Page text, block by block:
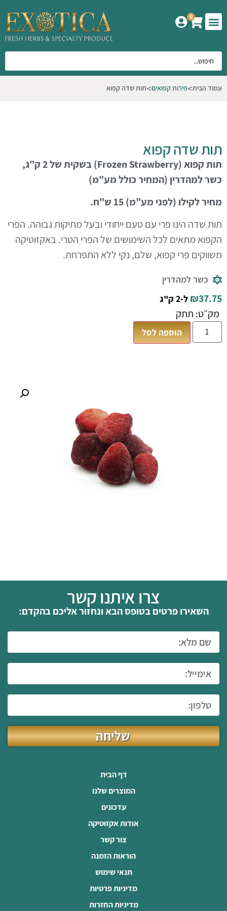
0
עמוד הבית פירות קפואים תות שדה קפוא
תות שדה קפוא
תות קפוא(
Frozen Strawberry
)
בשקית של 2 ק"ג,
כשר למהדרין (המחיר כולל מע"מ)
מחיר לקילו (לפני מע"מ) 15 ש"ח.
תות שדה הינו פרי עם טעם ייחודי ובעל מתיקות גבוהה. הפרי
הקפוא מתאים לכל השימושים של הפרי הטרי. באקזוטיקה
משווקים פרי קפוא, שלם, נקי ללא התפרחת.
כשר למהדרין
₪37.75 ל-2 ק"ג
מק״ט: תתק
הוספה לסל
צרו איתנו קשר
השאירו פרטים בטופס הבא ונחזור אליכם בהקדם:
שליחה
דף הבית
המוצרים שלנו
עדכונים
אודות אקזוטיקה
צור קשר
הוראות הזמנה
תנאי שימוש
מדיניות פרטיות
מדיניות החזרות